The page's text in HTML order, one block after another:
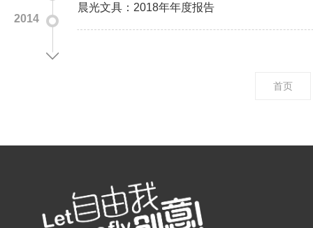
2014
晨光文具：2018年年度报告
首页